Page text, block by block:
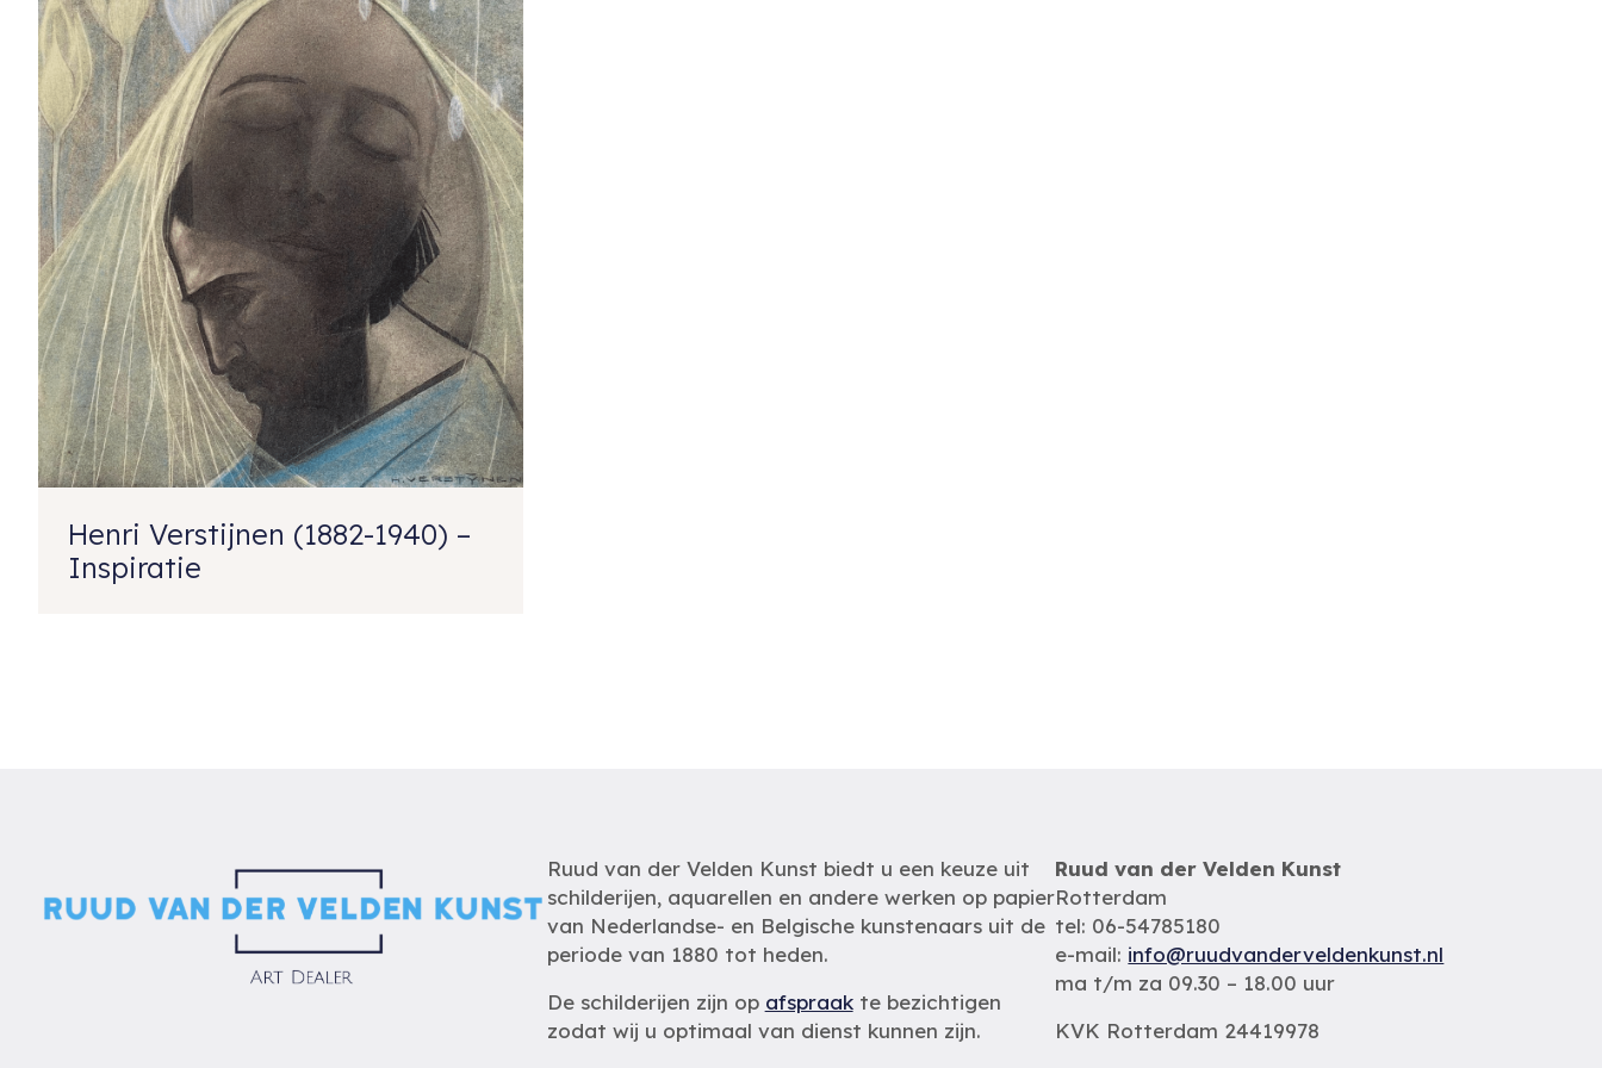
Henri Verstijnen (1882-1940) –
Inspiratie
Ruud van der Velden Kunst biedt u een keuze uit
schilderijen, aquarellen en andere werken op papier
van Nederlandse- en Belgische kunstenaars uit de
periode van 1880 tot heden.
De schilderijen zijn op afspraakte bezichtigen
zodat wij u optimaal van dienst kunnen zijn.
Ruud van der Velden Kunst
Rotterdam
tel: 06-54785180
e-mail: info@ruudvanderveldenkunst.nl
ma t/m za 09.30 – 18.00 uur
KVK Rotterdam 24419978